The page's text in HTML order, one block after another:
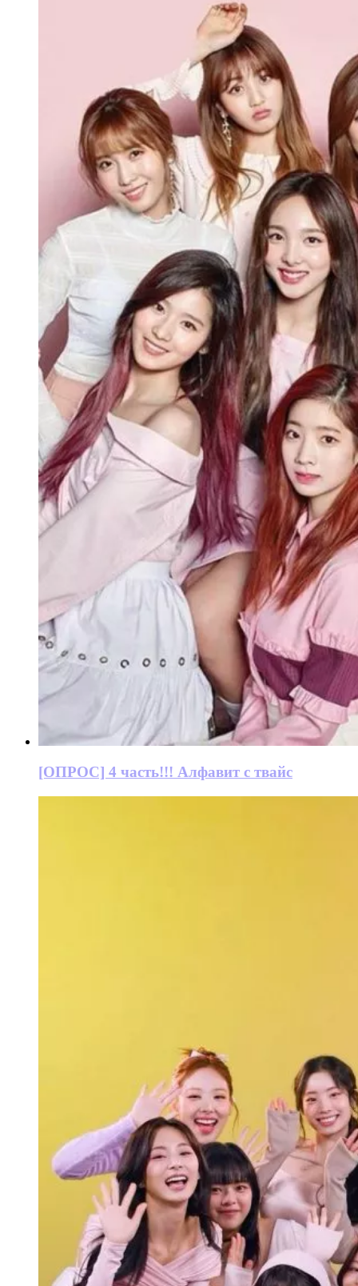
[ОПРОС] 4 часть!!! Алфавит с твайс